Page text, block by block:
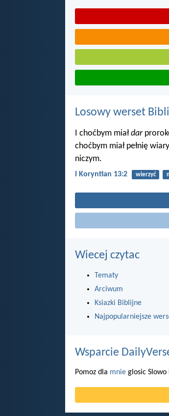
Losowy werset
I choćbym miałdar
choćbym miał pełnię
niczym.
I Koryntian 13:2 wierzyć
Wiecej czytac
Tematy
Arciwum
Ksiazki Biblijne
Najpopularniejsze
Wsparcie
Pomoz dla mnie glosic Slowo